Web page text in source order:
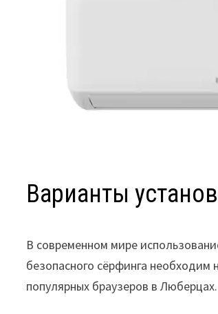
Варианты
В современном мире
безопасного сёрфинга необходим
популярных браузеров в Люберцах.